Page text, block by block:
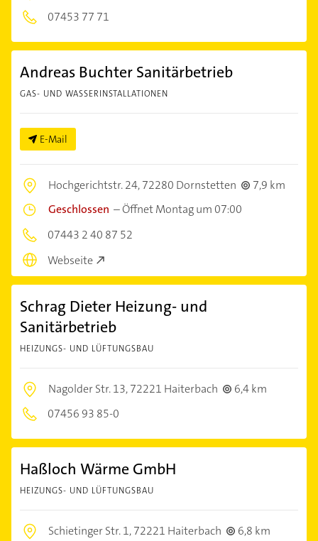
07453 77 71
Andreas Buchter Sanitärbetrieb
GAS- UND WASSERINSTALLATIONEN
E-Mail
Hochgerichtstr. 24,72280 Dornstetten
7,9 km
Geschlossen –Öffnet Montag um 07:00
07443 2 40 87 52
Webseite
Schrag Dieter Heizung- und
Sanitärbetrieb
HEIZUNGS- UND LÜFTUNGSBAU
Nagolder Str. 13,72221 Haiterbach
6,4 km
07456 93 85-0
Haßloch Wärme GmbH
HEIZUNGS- UND LÜFTUNGSBAU
Schietinger Str. 1,72221 Haiterbach
6,8 km